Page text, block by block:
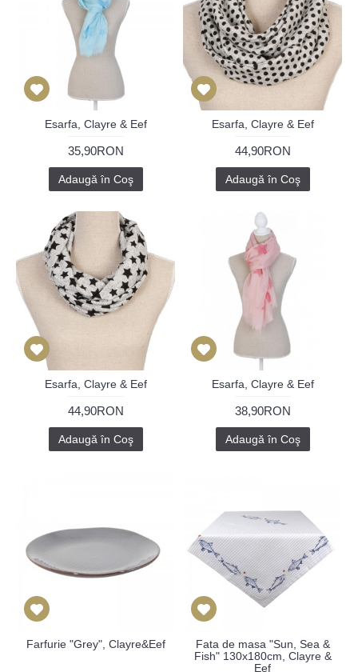
Esarfa, Clayre & Eef
35,90RON
Adaugă în Coş
Esarfa, Clayre & Eef
44,90RON
Adaugă în Coş
Esarfa, Clayre & Eef
44,90RON
Adaugă în Coş
Esarfa, Clayre & Eef
38,90RON
Adaugă în Coş
Farfurie "Grey", Clayre&Eef
Fata de masa "Sun, Sea &
Fish" 130x180cm, Clayre &
Eef